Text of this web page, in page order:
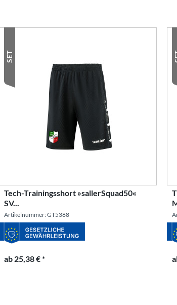
SET
Tech-Trainingsshort »sallerSquad50«
SV...
Artikelnummer: GT5388
ab 25,38 € *